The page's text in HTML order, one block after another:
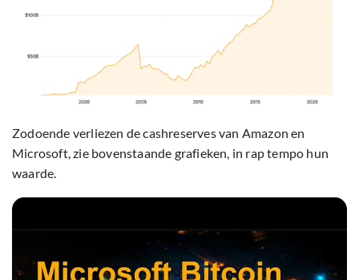
Zodoende verliezen de cashreserves van Amazon en
Microsoft, zie bovenstaande grafieken, in rap tempo hun
waarde.